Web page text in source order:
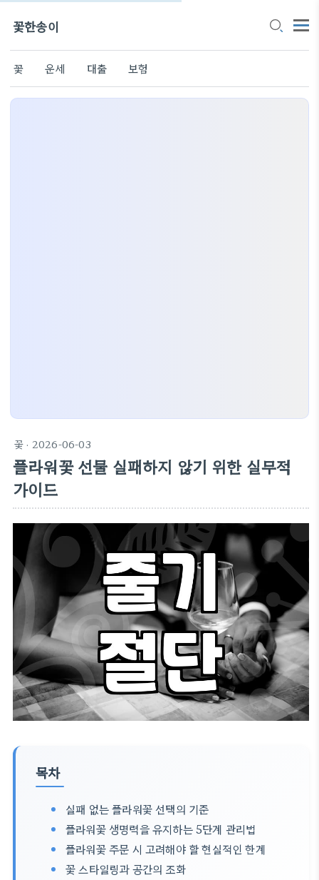
꽃한송이
꽃 운세 대출 보험
꽃 · 2026-06-03
플라워꽃 선물 실패하지 않기 위한 실무적
가이드
목차
실패 없는 플라워꽃 선택의 기준
플라워꽃 생명력을 유지하는 5단계 관리법
플라워꽃 주문 시 고려해야 할 현실적인 한계
꽃 스타일링과 공간의 조화